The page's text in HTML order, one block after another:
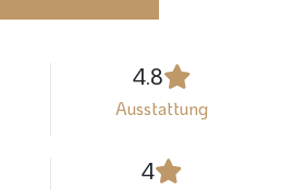
4.8
Ausstattung
4